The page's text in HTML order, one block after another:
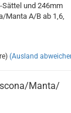
Sättel und 246mm
Manta A/B ab 1,6,
(Ausland
Manta/